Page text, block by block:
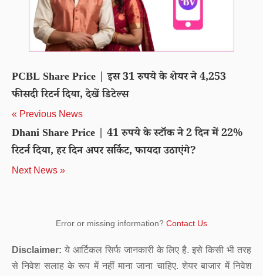
PCBL Share Price | इस 31 रुपये के शेयर ने 4,253
फीसदी रिटर्न दिया, देखें डिटेल्स
« Previous News
Dhani Share Price | 41 रुपये के स्टॉक ने 2 दिन में 22%
रिटर्न दिया, हर दिन अपर सर्किट, फायदा उठाएंगे?
Next News »
Error or missing information? Contact Us
Disclaimer: ये आर्टिकल सिर्फ जानकारी के लिए है. इसे किसी भी तरह
से निवेश सलाह के रूप में नहीं माना जाना चाहिए. शेयर बाजार में निवेश